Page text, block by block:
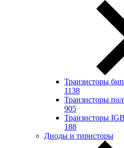
Транзисторы
1138
Транзисторы
905
Транзисторы
188
Диоды и тиристоры